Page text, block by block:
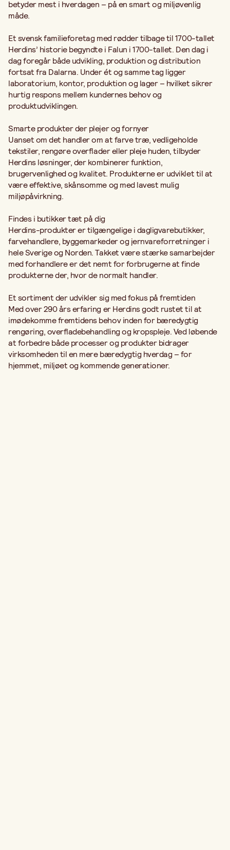
betyder mest i hverdagen – på en smart og miljøvenlig
måde.
Et svensk familieforetag med rødder tilbage til 1700-tallet
Herdins’ historie begyndte i Falun i 1700-tallet. Den dag i
dag foregår både udvikling, produktion og distribution
fortsat fra Dalarna. Under ét og samme tag ligger
laboratorium, kontor, produktion og lager – hvilket sikrer
hurtig respons mellem kundernes behov og
produktudviklingen.
Smarte produkter der plejer og fornyer
Uanset om det handler om at farve træ, vedligeholde
tekstiler, rengøre overflader eller pleje huden, tilbyder
Herdins løsninger, der kombinerer funktion,
brugervenlighed og kvalitet. Produkterne er udviklet til at
være effektive, skånsomme og med lavest mulig
miljøpåvirkning.
Findes i butikker tæt på dig
Herdins-produkter er tilgængelige i dagligvarebutikker,
farvehandlere, byggemarkeder og jernvareforretninger i
hele Sverige og Norden. Takket være stærke samarbejder
med forhandlere er det nemt for forbrugerne at finde
produkterne der, hvor de normalt handler.
Et sortiment der udvikler sig med fokus på fremtiden
Med over 290 års erfaring er Herdins godt rustet til at
imødekomme fremtidens behov inden for bæredygtig
rengøring, overfladebehandling og kropspleje. Ved løbende
at forbedre både processer og produkter bidrager
virksomheden til en mere bæredygtig hverdag – for
hjemmet, miljøet og kommende generationer.